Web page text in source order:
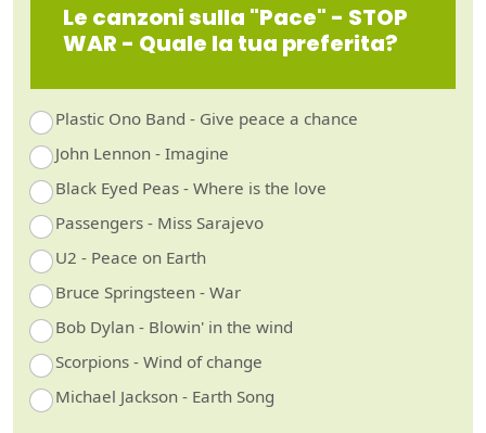
Le canzoni sulla "Pace" - STOP
WAR - Quale la tua preferita?
Plastic Ono Band - Give peace a chance
John Lennon - Imagine
Black Eyed Peas - Where is the love
Passengers - Miss Sarajevo
U2 - Peace on Earth
Bruce Springsteen - War
Bob Dylan - Blowin' in the wind
Scorpions - Wind of change
Michael Jackson - Earth Song